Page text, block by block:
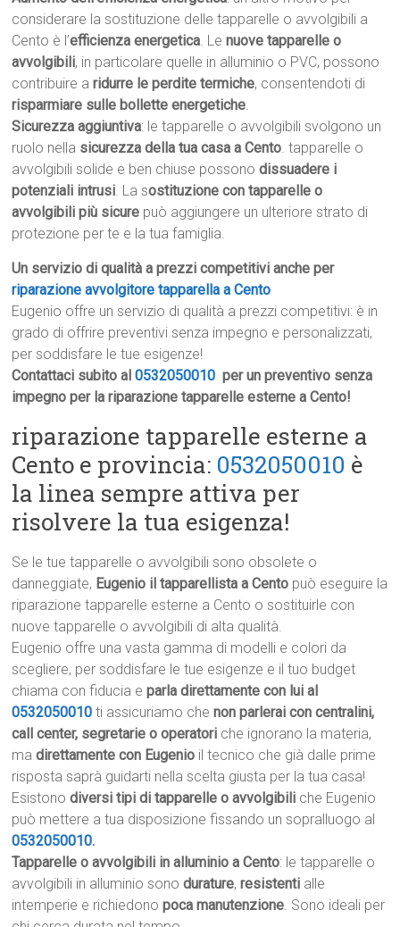
considerare la sostituzione delle tapparelle o avvolgibili a
Cento è l’efficienza energetica. Lenuove tapparelle o
avvolgibili, in particolare quelle in alluminio o PVC, possono
contribuire aridurre le perdite termiche, consentendoti di
risparmiare sulle bollette energetiche.
Sicurezza aggiuntiva: le tapparelle o avvolgibili svolgono un
ruolo nella sicurezza della tua casa a Cento. tapparelle o
avvolgibili solide e ben chiuse possonodissuadere i
potenziali intrusi. La sostituzione con tapparelle o
avvolgibili più sicure può aggiungere un ulteriore strato di
protezione per te e la tua famiglia.
Un servizio di qualità a prezzi competitivi anche per
riparazione avvolgitore tapparella a Cento
Eugenio offre un servizio di qualità a prezzi competitivi: è in
grado di offrire preventivi senza impegno e personalizzati,
per soddisfare le tue esigenze!
Contattaci subito al0532050010 per un preventivo senza
impegno per la riparazione tapparelle esterne a Cento!
riparazione tapparelle esterne a
Cento e provincia: 0532050010 è
la linea sempre attiva per
risolvere la tua esigenza!
Se le tue tapparelle o avvolgibili sono obsolete o
danneggiate, Eugenio il tapparellista a Cento può eseguire la
riparazione tapparelle esterne a Cento o sostituirle con
nuove tapparelle o avvolgibili di alta qualità.
Eugenio offre una vasta gamma di modelli e colori da
scegliere, per soddisfare le tue esigenze e il tuo budget
chiama con fiducia eparla direttamente con lui al
0532050010 ti assicuriamo chenon parlerai con centralini,
call center, segretarie o operatori che ignorano la materia,
madirettamente con Eugenio il tecnico che già dalle prime
risposta saprà guidarti nella scelta giusta per la tua casa!
Esistonodiversi tipi di tapparelle o avvolgibili che Eugenio
può mettere a tua disposizione fissando un sopralluogo al
0532050010.
Tapparelle o avvolgibili in alluminio a Cento: le tapparelle o
avvolgibili in alluminio sonodurature,resistenti alle
intemperie e richiedonopoca manutenzione. Sono ideali per